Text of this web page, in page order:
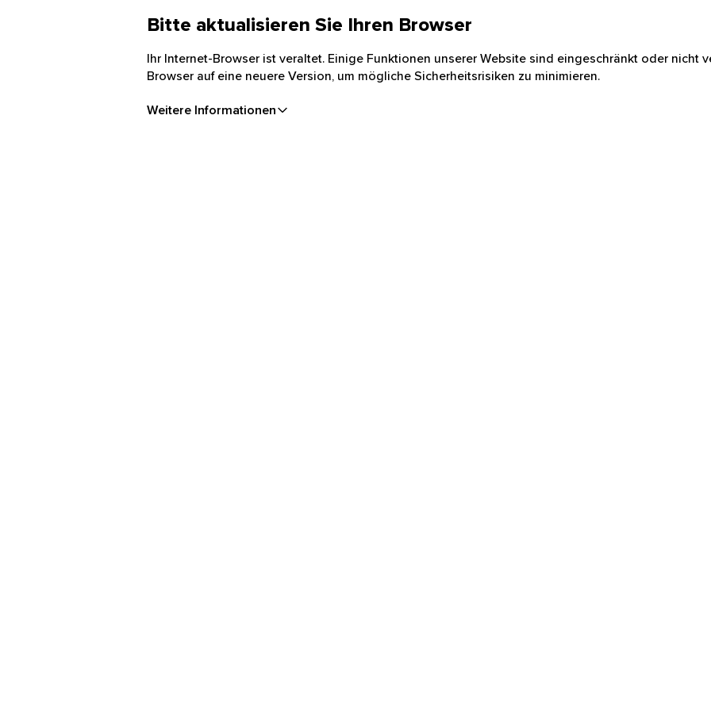
Bitte aktualisieren Sie Ihren Browser
Ihr Internet-Browser ist veraltet. Einige Funktionen unserer Website sind eingeschränkt oder nicht
Browser auf eine neuere Version, um mögliche Sicherheitsrisiken zu minimieren.
Weitere Informationen